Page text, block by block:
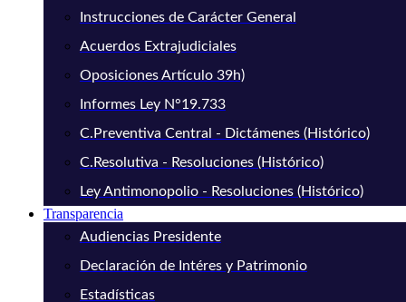
Instrucciones de Carácter General
Acuerdos Extrajudiciales
Oposiciones Artículo 39h)
Informes Ley N°19.733
C.Preventiva Central - Dictámenes (Histórico)
C.Resolutiva - Resoluciones (Histórico)
Ley Antimonopolio - Resoluciones (Histórico)
Transparencia
Audiencias Presidente
Declaración de Intéres y Patrimonio
Estadísticas